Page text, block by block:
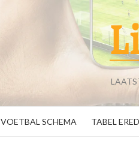
VOETBAL SCHEMA TABEL